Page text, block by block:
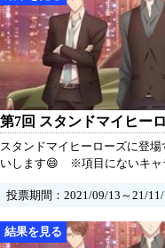
第7回 スタンドマイヒー
スタンドマイヒーローズに登
いします😄 ※項目にないキャ
投票期間：2021/09/13～21/